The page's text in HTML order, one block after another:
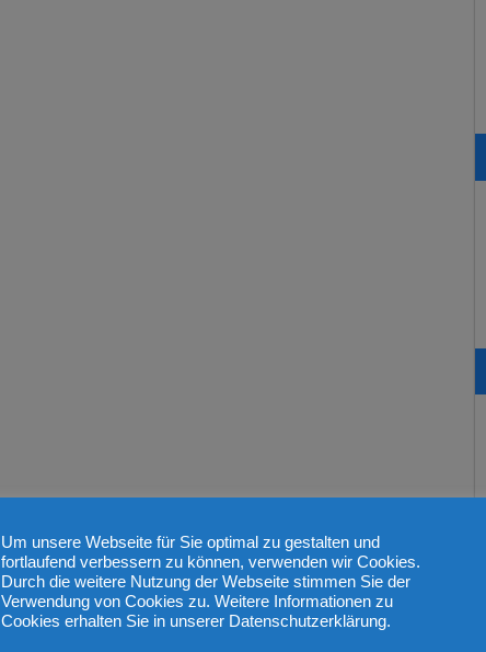
Um unsere Webseite für Sie optimal zu gestalten und
fortlaufend verbessern zu können, verwenden wir Cookies.
Durch die weitere Nutzung der Webseite stimmen Sie der
Verwendung von Cookies zu. Weitere Informationen zu
Cookies erhalten Sie in unserer Datenschutzerklärung.